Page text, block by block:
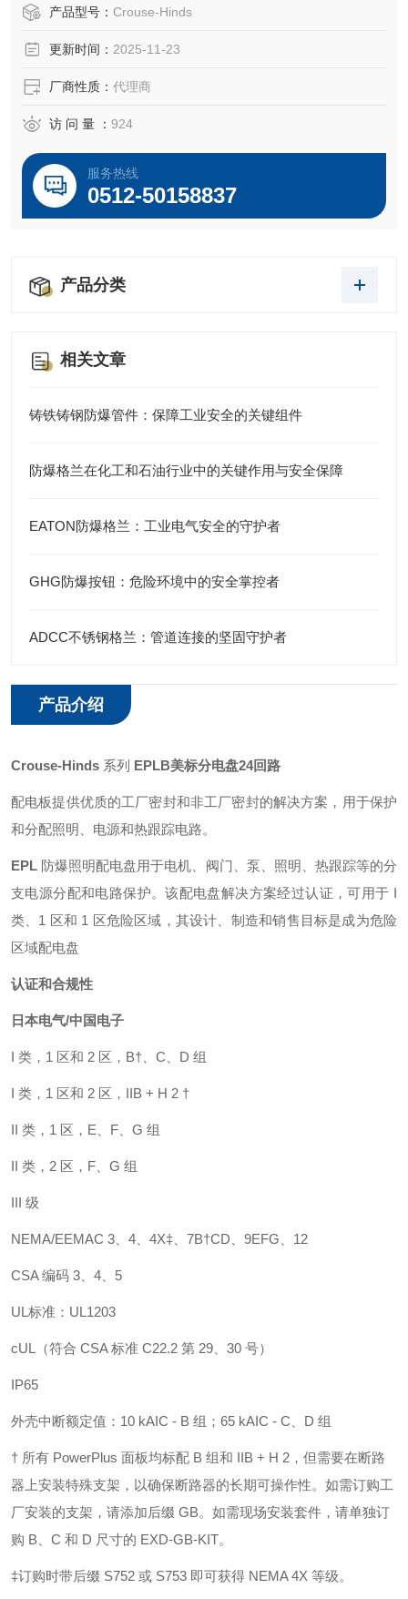
的分支电源分配和电路保护。该配电盘解决方案经过认证，
是成为业界危险区域配电盘
产品型号： Crouse-Hinds
更新时间： 2025-11-23
厂商性质： 代理商
访 问 量 ： 924
服务热线
0512-50158837
产品分类
相关文章
铸铁铸钢防爆管件：保障工业安全的关键组件
防爆格兰在化工和石油行业中的关键作用与安全保障
EATON防爆格兰：工业电气安全的守护者
GHG防爆按钮：危险环境中的安全掌控者
ADCC不锈钢格兰：管道连接的坚固守护者
产品介绍
Crouse-Hinds 系列 EPLB美标分电盘24回路
配电板提供优质的工厂密封和非工厂密封的解决方案，用于保护
和分配照明、电源和热跟踪电路。
EPL 防爆照明配电盘用于电机、阀门、泵、照明、热跟踪等的分
支电源分配和电路保护。该配电盘解决方案经过认证，可用于 I
类、1 区和 1 区危险区域，其设计、制造和销售目标是成为危险
区域配电盘
认证和合规性
日本电气/中国电子
I 类，1 区和 2 区，B†、C、D 组
I 类，1 区和 2 区，IIB + H 2 †
II 类，1 区，E、F、G 组
II 类，2 区，F、G 组
III 级
NEMA/EEMAC 3、4、4X‡、7B†CD、9EFG、12
CSA 编码 3、4、5
UL标准：UL1203
cUL（符合 CSA 标准 C22.2 第 29、30 号）
IP65
外壳中断额定值： 10 kAIC - B 组；65 kAIC - C、D 组
† 所有 PowerPlus 面板均标配 B 组和 IIB + H 2，但需要在断路
器上安装特殊支架，以确保断路器的长期可操作性。如需订购工
厂安装的支架，请添加后缀 GB。如需现场安装套件，请单独订
购 B、C 和 D 尺寸的 EXD-GB-KIT。
‡订购时带后缀 S752 或 S753 即可获得 NEMA 4X 等级。